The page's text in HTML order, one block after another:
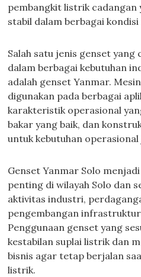
pembangkit listrik cadangan
stabil dalam berbagai
Salah satu jenis genset yang
dalam berbagai kebutuhan
adalah genset Yanmar.
digunakan pada berbagai
karakteristik operasional
bakar yang baik, dan
untuk kebutuhan
Genset Yanmar Solo
penting di wilayah Solo dan
aktivitas industri,
pengembangan
Penggunaan genset yang
kestabilan suplai listrik dan
bisnis agar tetap berjalan
listrik.